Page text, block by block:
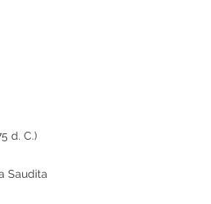
d. C.)
Saudita